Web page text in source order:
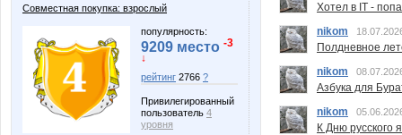
Совместная покупка: взрослый
популярность:
9209 место -3
↓
рейтинг 2766 ?
Привилегированный
пользователь 4
уровня
Хотел в IT -
nikom
Полдневное
nikom
Азбука для
nikom
К Дню русского